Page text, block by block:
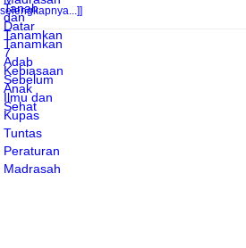
selengkapnya...]]